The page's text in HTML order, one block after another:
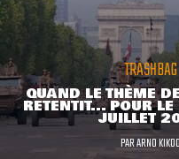
TRASHBAG
QUAND LE THÈME
RETENTIT... POUR
JUILLET
PARARNO KIKOO